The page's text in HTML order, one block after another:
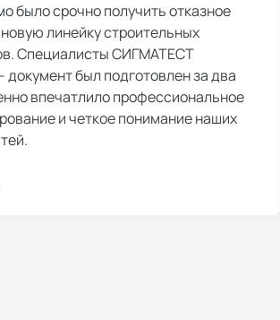
было срочно получить отказное
линейку строительных
Специалисты СИГМАТЕСТ
документ был подготовлен за два
впечатлило профессиональное
и четкое понимание наших